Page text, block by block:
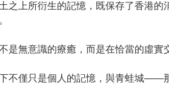
之上所衍生的記憶，既保存了香港
無意識的療癒，而是在恰當的虛實
下不僅只是個人的記憶，與青蛙城